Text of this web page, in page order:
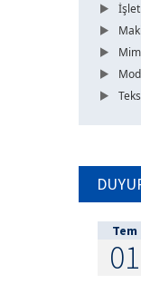
Tem
01